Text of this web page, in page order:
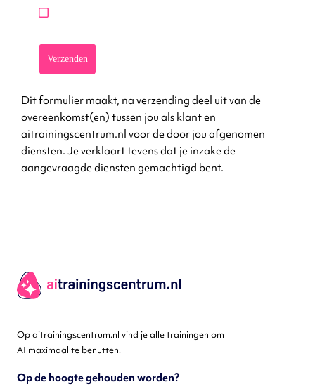
Ja*
Verzenden
Dit formulier maakt, na verzending deel uit van de
overeenkomst(en) tussen jou als klant en
aitrainingscentrum.nl voor de door jou afgenomen
diensten. Je verklaart tevens dat je inzake de
aangevraagde diensten gemachtigd bent.
Op aitrainingscentrum.nl vind je alle trainingen om
AI maximaal te benutten.
Op de hoogte gehouden worden?